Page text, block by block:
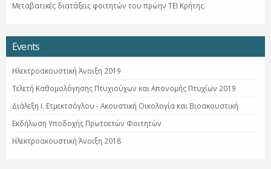
Μεταβατικές διατάξεις φοιτητών του πρώην ΤΕΙ Κρήτης.
Events
Ηλεκτροακουστική Άνοιξη 2019
Τελετή Καθομολόγησης Πτυχιούχων και Απονομής Πτυχίων 2019
Διάλεξη Ι. Ετμεκτσόγλου - Ακουστική Οικολογία και Βιοακουστική
Εκδήλωση Υποδοχής Πρωτοετών Φοιτητών
Ηλεκτροακουστική Άνοιξη 2018